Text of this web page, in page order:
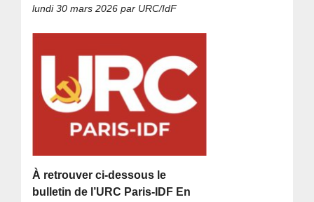
lundi 30 mars 2026 par URC/IdF
À retrouver ci-dessous le
bulletin de l’URC Paris-IDF En